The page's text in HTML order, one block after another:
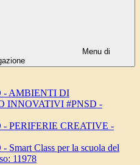
Menu di
- AMBIENTI DI
INNOVATIVI #PNSD -
- PERIFERIE CREATIVE -
Smart Class per la scuola del
11978